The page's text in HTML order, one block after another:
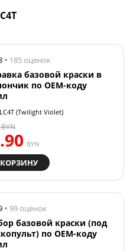
185 оценок
базовой краски в
по OEM-коду
LC4T (Twilight Violet)
BYN
BYN
99 оценок
базовой краски (под
по OEM-коду